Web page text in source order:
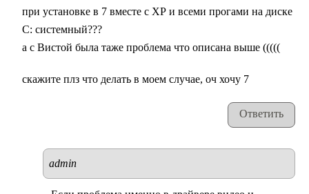
при установке в 7 вместе с ХР и всеми прогами на диске
С: системный???
а с Вистой была таже проблема что описана выше (((((
скажите плз что делать в моем случае, оч хочу 7
Ответить
admin